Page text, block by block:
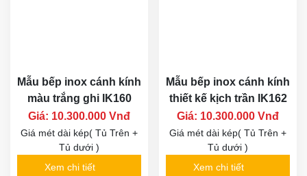
Mẫu bếp inox cánh kính
màu trắng ghi IK160
Giá: 10.300.000 Vnđ
Giá mét dài kép( Tủ Trên +
Tủ dưới )
Xem chi tiết
Mẫu bếp inox cánh kính
thiết kế kịch trần IK162
Giá: 10.300.000 Vnđ
Giá mét dài kép( Tủ Trên +
Tủ dưới )
Xem chi tiết